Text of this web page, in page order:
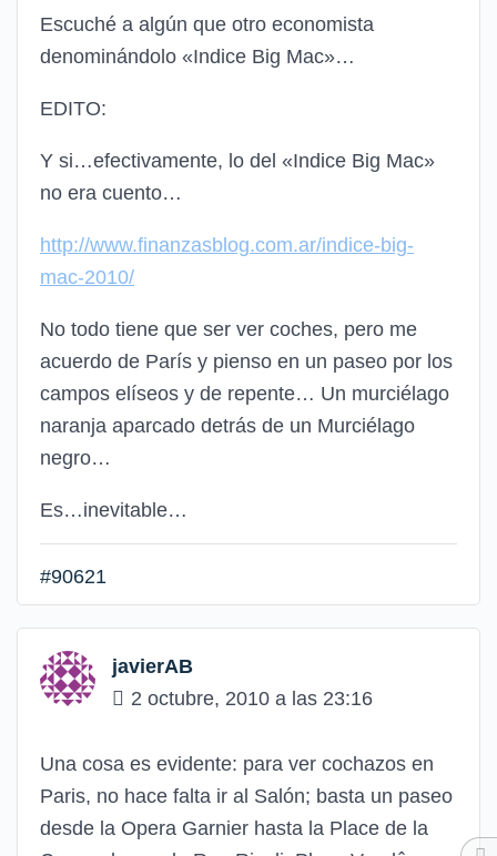
Escuché a algún que otro economista
denominándolo «Indice Big Mac»…
EDITO:
Y si…efectivamente, lo del «Indice Big Mac»
no era cuento…
http://www.finanzasblog.com.ar/indice-big-
mac-2010/
No todo tiene que ser ver coches, pero me
acuerdo de París y pienso en un paseo por los
campos elíseos y de repente… Un murciélago
naranja aparcado detrás de un Murciélago
negro…
Es…inevitable…
#90621
javierAB
2 octubre, 2010 a las 23:16
Una cosa es evidente: para ver cochazos en
Paris, no hace falta ir al Salón; basta un paseo
desde la Opera Garnier hasta la Place de la